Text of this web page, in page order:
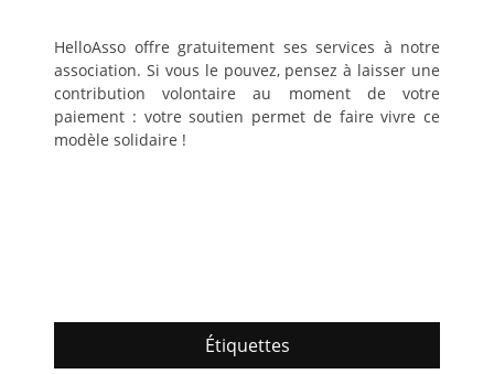
HelloAsso offre gratuitement ses services à notre
association. Si vous le pouvez, pensez à laisser une
contribution volontaire au moment de votre
paiement : votre soutien permet de faire vivre ce
modèle solidaire !
Étiquettes